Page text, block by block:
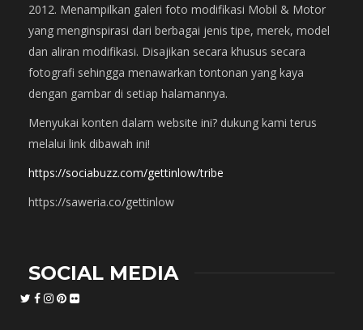
2012. Menampilkan galeri foto modifikasi Mobil & Motor
yang menginspirasi dari berbagai jenis tipe, merek, model
dan aliran modifikasi. Disajikan secara khusus secara
fotografi sehingga menawarkan tontonan yang kaya
dengan gambar di setiap halamannya.
Menyukai konten dalam website ini? dukung kami terus
melalui link dibawah ini!
https://sociabuzz.com/gettinlow/tribe
https://saweria.co/gettinlow
SOCIAL MEDIA